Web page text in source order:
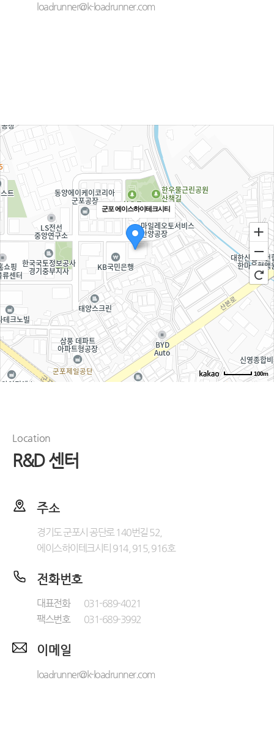
loadrunner@k-loadrunner.com
군포 에이스하이테크시티
100m
Location
R&D 센터
주소
경기도 군포시 공단로 140번길 52,
에이스하이테크시티 914, 915, 916호
전화번호
대표전화
031-689-4021
팩스번호
031-689-3992
이메일
loadrunner@k-loadrunner.com